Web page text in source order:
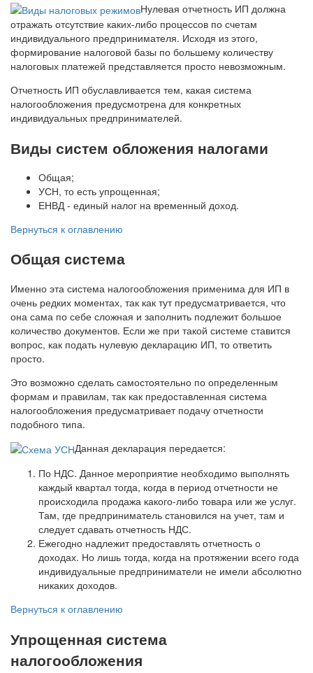
Нулевая отчетность ИП должна
отражать отсутствие каких-либо процессов по счетам
индивидуального предпринимателя. Исходя из этого,
формирование налоговой базы по большему количеству
налоговых платежей представляется просто невозможным.
Отчетность ИП обуславливается тем, какая система
налогообложения предусмотрена для конкретных
индивидуальных предпринимателей.
Виды систем обложения налогами
Общая;
УСН, то есть упрощенная;
ЕНВД - единый налог на временный доход.
Вернуться к оглавлению
Общая система
Именно эта система налогообложения применима для ИП в
очень редких моментах, так как тут предусматривается, что
она сама по себе сложная и заполнить подлежит большое
количество документов. Если же при такой системе ставится
вопрос, как подать нулевую декларацию ИП, то ответить
просто.
Это возможно сделать самостоятельно по определенным
формам и правилам, так как предоставленная система
налогообложения предусматривает подачу отчетности
подобного типа.
Данная декларация передается:
По НДС. Данное мероприятие необходимо выполнять
каждый квартал тогда, когда в период отчетности не
происходила продажа какого-либо товара или же услуг.
Там, где предприниматель становился на учет, там и
следует сдавать отчетность НДС.
Ежегодно надлежит предоставлять отчетность о
доходах. Но лишь тогда, когда на протяжении всего года
индивидуальные предприниматели не имели абсолютно
никаких доходов.
Вернуться к оглавлению
Упрощенная система
налогообложения